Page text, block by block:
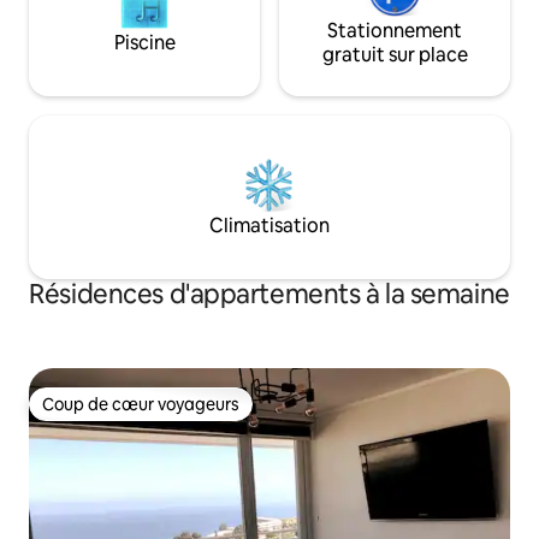
Piscine
Stationnement
gratuit sur place
Climatisation
Résidences d'appartements à la semaine
Coup de cœur voyageurs
Coup de cœur voyageurs